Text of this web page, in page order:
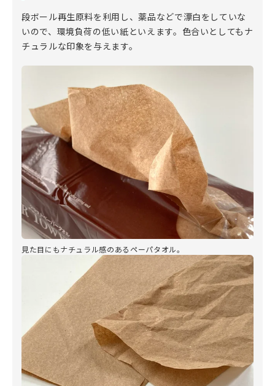
段ボール再生原料を利用し、薬品などで漂白をしていな
いので、環境負荷の低い紙といえます。色合いとしてもナ
チュラルな印象を与えます。
見た目にもナチュラル感のあるペーパタオル。